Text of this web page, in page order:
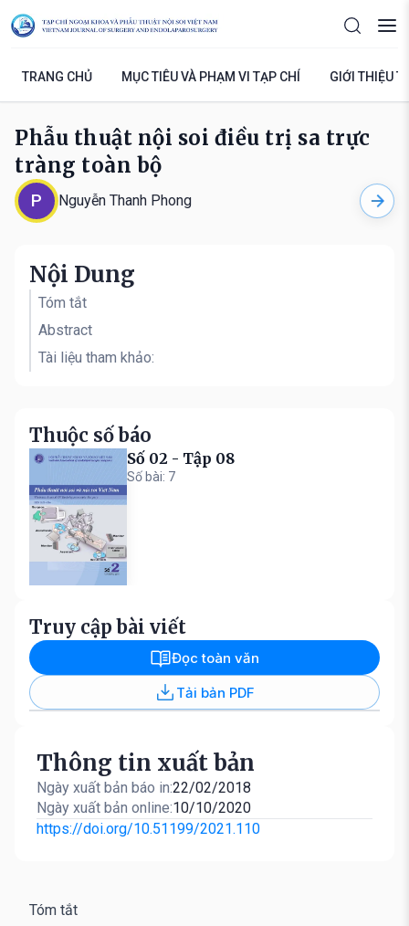
TRANG CHỦ MỤC TIÊU VÀ PHẠM VI TẠP CHÍ GIỚI THIỆU
Phẫu thuật nội soi điều trị sa trực
tràng toàn bộ
P Nguyễn Thanh Phong
Thuộc số báo
Số 02 - Tập 08
Số bài: 7
Nội Dung
Tóm tắt
Abstract
Tài liệu tham khảo:
Truy cập bài viết
Đọc toàn văn
Tải bản PDF
Thông tin xuất bản
Ngày xuất bản báo in:22/02/2018
Ngày xuất bản online:10/10/2020
https://doi.org/10.51199/2021.110
Tóm tắt